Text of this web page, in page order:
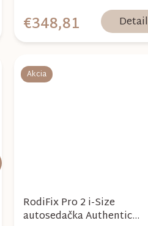
€348,81 Detail
Akcia
RodiFix Pro 2 i-Size
autosedačka Authentic